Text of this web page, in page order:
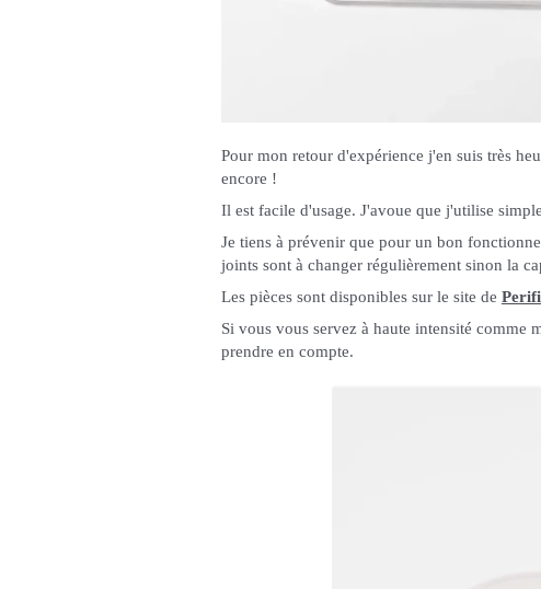
Pour mon retour d'expérience j'en suis très
encore !
Il est facile d'usage. J'avoue que j'utilise
Je tiens à prévenir que pour un bon
joints sont à changer régulièrement sinon la
Les pièces sont disponibles sur le site de
Si vous vous servez à haute intensité comme
prendre en compte.